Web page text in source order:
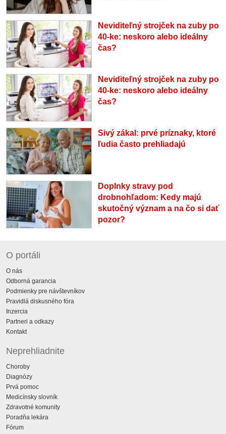
Neviditeľný strojček na zuby po
40-ke: neskoro alebo ideálny
čas?
Neviditeľný strojček na zuby po
40-ke: neskoro alebo ideálny
čas?
Sivý zákal: prvé príznaky, ktoré
ľudia často prehliadajú
Doplnky stravy pod
drobnohľadom: Kedy majú
skutočný význam a na čo si dať
pozor?
O portáli
O nás
Odborná garancia
Podmienky pre návštevníkov
Pravidlá diskusného fóra
Inzercia
Partneri a odkazy
Kontakt
Neprehliadnite
Choroby
Diagnózy
Prvá pomoc
Medicínsky slovník
Zdravotné komunity
Poradňa lekára
Fórum